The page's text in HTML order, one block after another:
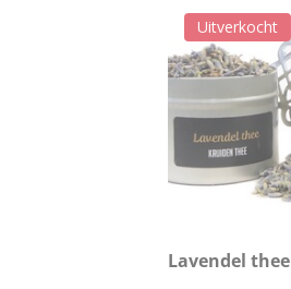
Uitverkocht
Lavendel thee